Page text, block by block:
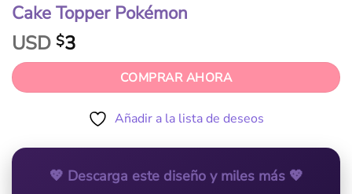
Cake Topper Pokémon
USD $3
COMPRAR AHORA
Añadir a la lista de deseos
💖 Descarga este diseño y miles más 💖